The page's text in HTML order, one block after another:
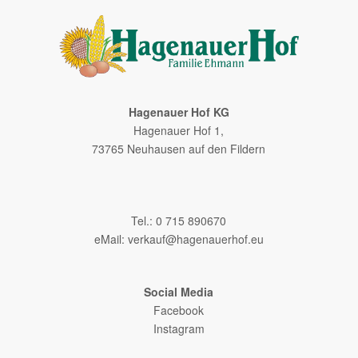
Hagenauer Hof KG
Hagenauer Hof 1,
73765 Neuhausen auf den Fildern
Tel.: 0 715 890670
eMail: verkauf@hagenauerhof.eu
Social Media
Facebook
Instagram